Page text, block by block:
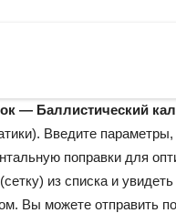
— Баллистический
Введите
поправки для
из списка и
Вы можете отправить